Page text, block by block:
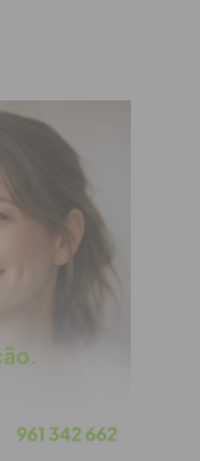
termos e